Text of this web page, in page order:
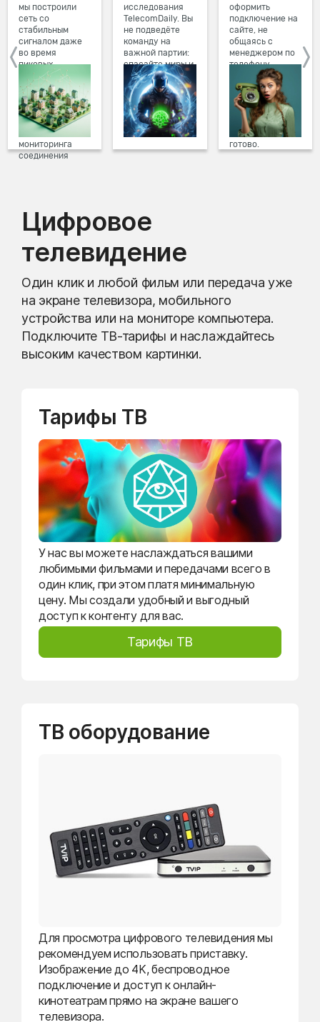
мы построили
сеть со
стабильным
сигналом даже
во время
пиковых
нагрузок в
вечернее время.
Мы постоянно
обновляем наше
оборудование в
домах, а система
мониторинга
соединения
исследования
TelecomDaily. Вы
не подведёте
команду на
важной партии:
спасайте миры и
побеждайте с
друзьями в
онлайн-играх.
оформить
подключение на
сайте, не
общаясь с
менеджером по
телефону.
Просто в три
клика заполните
форму заявки на
сайте, выберите
дату и время
подключения,
готово.
Цифровое
телевидение
Один клик и любой фильм или передача уже
на экране телевизора, мобильного
устройства или на мониторе компьютера.
Подключите ТВ-тарифы и наслаждайтесь
высоким качеством картинки.
Тарифы ТВ
У нас вы можете наслаждаться вашими
любимыми фильмами и передачами всего в
один клик, при этом платя минимальную
цену. Мы создали удобный и выгодный
доступ к контенту для вас.
Тарифы ТВ
ТВ оборудование
Для просмотра цифрового телевидения мы
рекомендуем использовать приставку.
Изображение до 4K, беспроводное
подключение и доступ к онлайн-
кинотеатрам прямо на экране вашего
телевизора.